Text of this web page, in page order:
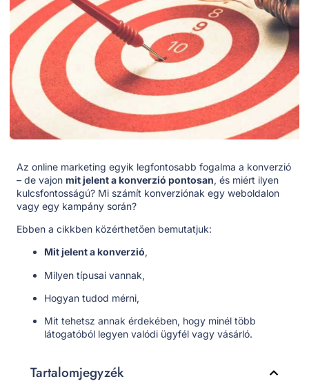
Az online marketing egyik legfontosabb fogalma a konverzió
– de vajon mit jelent a konverzió pontosan, és miért ilyen
kulcsfontosságú? Mi számít konverziónak egy weboldalon
vagy egy kampány során?
Ebben a cikkben közérthetően bemutatjuk:
Mit jelent a konverzió,
Milyen típusai vannak,
Hogyan tudod mérni,
Mit tehetsz annak érdekében, hogy minél több
látogatóból legyen valódi ügyfél vagy vásárló.
Tartalomjegyzék